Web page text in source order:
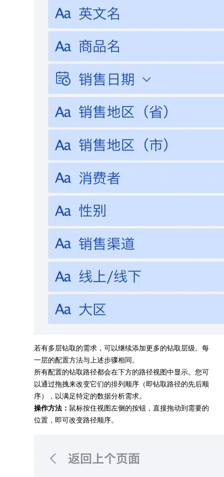
若有多层钻取的需求，可以继续添加更多的钻取层级。每
一层的配置方法与上述步骤相同。
所有配置的钻取路径都会在下方的路径视图中显示。您可
以通过拖拽来改变它们的排列顺序（即钻取路径的先后顺
序），以满足特定的数据分析需求。
操作方法： 鼠标按住视图左侧的按钮，直接拖动到需要的
位置，即可改变路径顺序。